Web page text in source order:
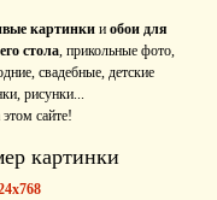
картинки и обои для
стола, прикольные фото,
свадебные, детские
рисунки...
сайте!
картинки